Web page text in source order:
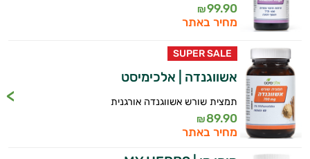
99.90
₪
מחיר באתר
SUPER SALE
אשווגנדה | אלכימיסט
תמצית שורש אשווגנדה אורגנית
89.90
₪
מחיר באתר